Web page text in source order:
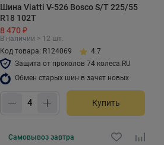
Шина Viatti V-526 Bosco S/T 225/55
R18 102T
8 470 ₽
В наличии > 12 шт.
Код товара: R124069
4.7
Защита от проколов 74 колеса.RU
Обмен старых шин в зачет новых
Купить
Самовывоз завтра